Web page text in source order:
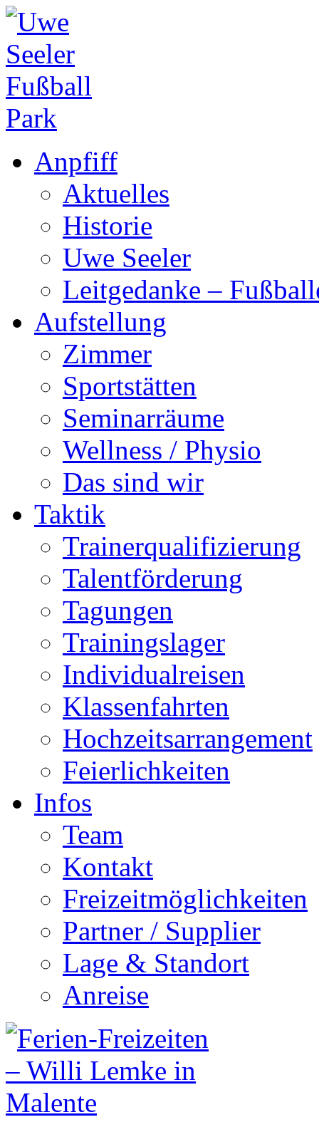
Anpfiff
Aktuelles
Historie
Uwe Seeler
Leitgedanke –
Aufstellung
Zimmer
Sportstätten
Seminarräume
Wellness / Physio
Das sind wir
Taktik
Trainerqualifizierung
Talentförderung
Tagungen
Trainingslager
Individualreisen
Klassenfahrten
Hochzeitsarrangement
Feierlichkeiten
Infos
Team
Kontakt
Freizeitmöglichkeiten
Partner / Supplier
Lage & Standort
Anreise